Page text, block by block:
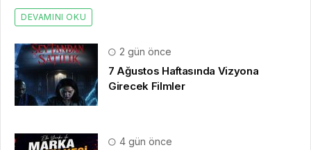
DEVAMINI OKU
2 gün önce
7 Ağustos Haftasında Vizyona
Girecek Filmler
4 gün önce